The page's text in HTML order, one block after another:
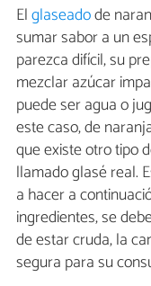
Elglaseadode
sumar sabor a un
parezca difícil, su
mezclar azúcar
puede ser agua o
este caso, de
que existe otro tipo
llamado glasé real.
a hacer a
ingredientes, se
de estar cruda, la
segura para su